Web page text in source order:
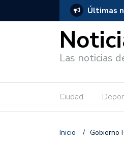
Últimas
salió de los separos sin lesiones
Las noticias
Ciudad
Inicio / Gobierno